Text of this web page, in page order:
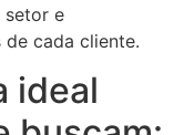
setor e
de cada cliente.
ideal